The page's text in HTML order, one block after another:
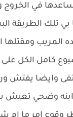
ساعدها في
تلك الطريقة
المريب ومقتلها
كامل الكل
وايضا يفتش
وضحي تعيش